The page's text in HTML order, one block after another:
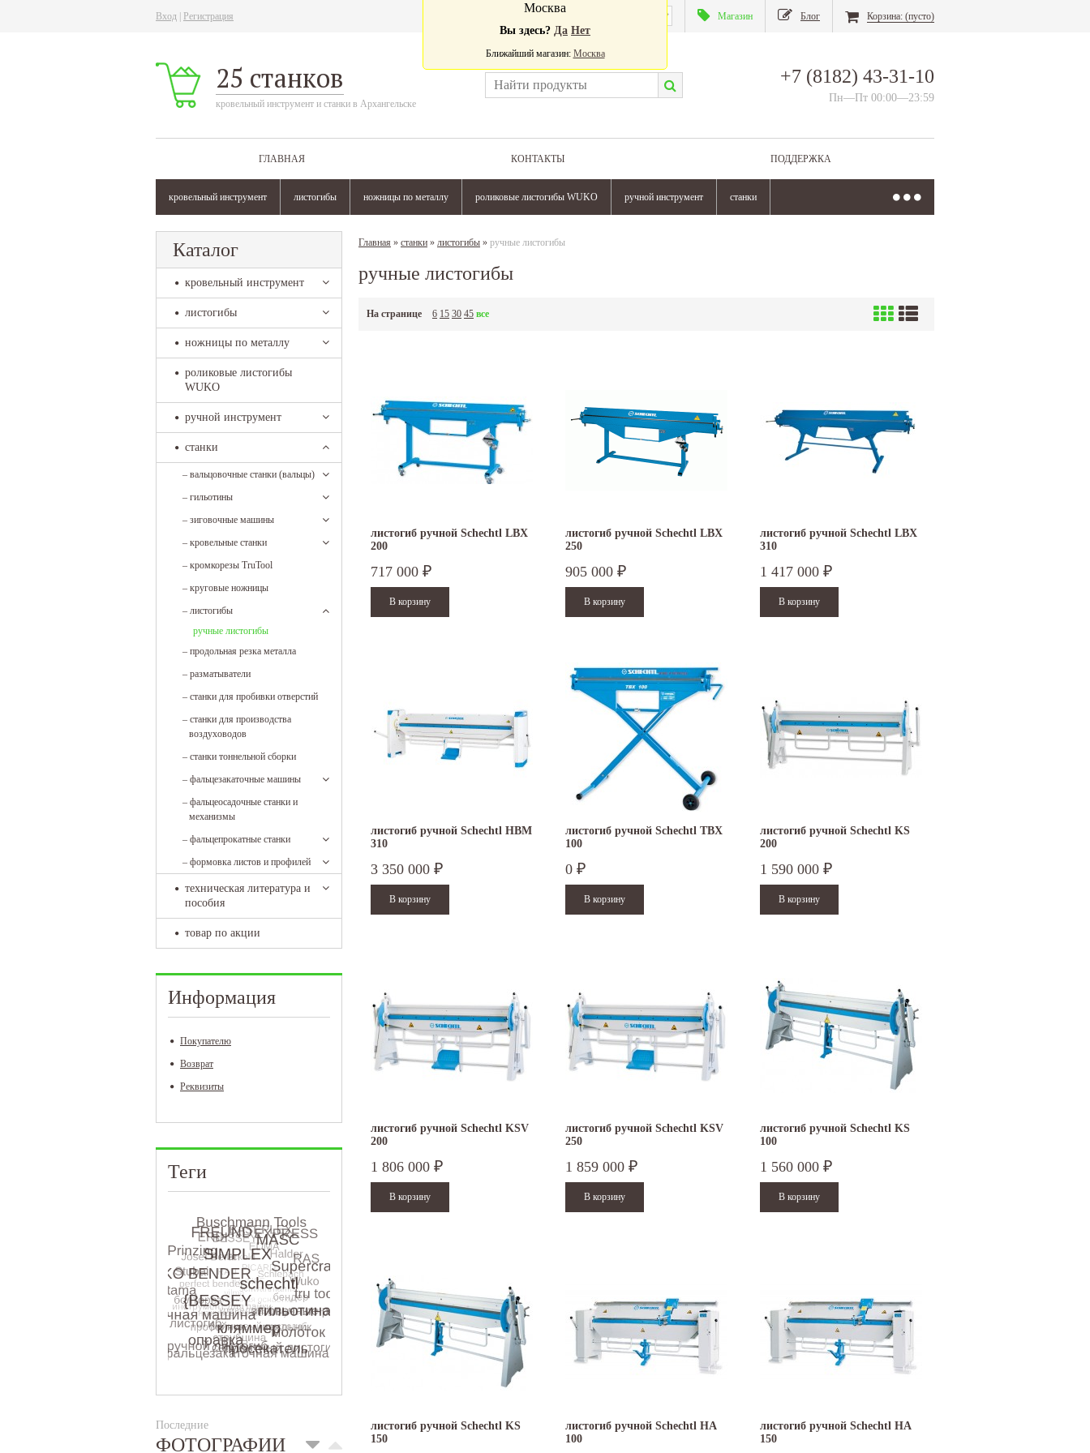
Вход Регистрация Магазин Блог Корзина: (пусто)
25 станков
кровельный инструмент и станки в Архангельске
+7 (8182) 43-31-10
Пн—Пт 00:00—23:59
ГЛАВНАЯ КОНТАКТЫ ПОДДЕРЖКА
кровельный инструмент листогибы ножницы по металлу роликовые листогибы WUKO ручной инструмент станки
Москва
Вы здесь? Да Нет
Ближайший магазин: Москва
Каталог
кровельный инструмент
листогибы
ножницы по металлу
роликовые листогибы
WUKO
ручной инструмент
станки
– вальцовочные станки (вальцы)
– гильотины
– зиговочные машины
– кровельные станки
– кромкорезы TruTool
– круговые ножницы
– листогибы
ручные листогибы
– продольная резка металла
– разматыватели
– станки для пробивки отверстий
– станки для производства
воздуховодов
– станки тоннельной сборки
– фальцезакаточные машины
– фальцеосадочные станки и
механизмы
– фальцепрокатные станки
– формовка листов и профилей
техническая литература и
пособия
товар по акции
Информация
Покупателю
Возврат
Реквизиты
Теги
Последние
ФОТОГРАФИИ
Главная » станки » листогибы » ручные листогибы
ручные листогибы
На странице 6 15 30 45 все
листогиб ручной Schechtl LBX
200
717 000 ₽
листогиб ручной Schechtl LBX
250
905 000 ₽
листогиб ручной Schechtl LBX
310
1 417 000 ₽
листогиб ручной Schechtl HBM
310
3 350 000 ₽
листогиб ручной Schechtl TBX
100
0 ₽
листогиб ручной Schechtl KS
200
1 590 000 ₽
листогиб ручной Schechtl KSV
200
1 806 000 ₽
листогиб ручной Schechtl KSV
250
1 859 000 ₽
листогиб ручной Schechtl KS
100
1 560 000 ₽
листогиб ручной Schechtl KS
150
листогиб ручной Schechtl HA
100
листогиб ручной Schechtl HA
150